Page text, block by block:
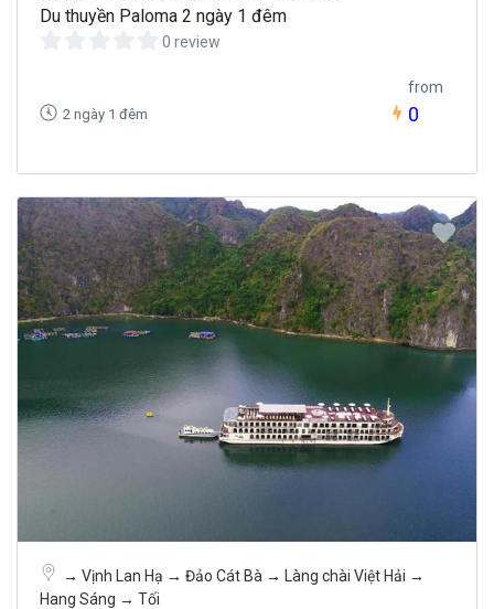
Du thuyền Paloma 2 ngày 1 đêm
0 review
2 ngày 1 đêm
from
0
→ Vịnh Lan Hạ → Đảo Cát Bà → Làng chài Việt Hải →
Hang Sáng → Tối